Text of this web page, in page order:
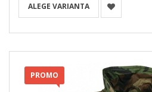
ALEGE VARIANTA
PROMO